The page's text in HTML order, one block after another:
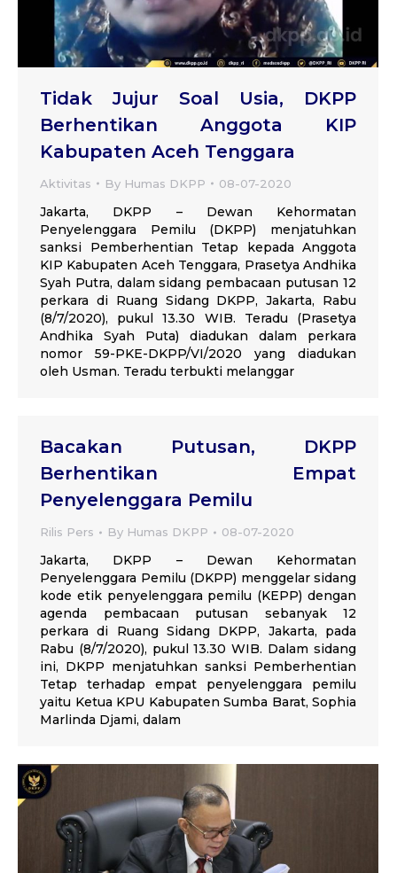
Tidak Jujur Soal Usia, DKPP
Berhentikan Anggota KIP
Kabupaten Aceh Tenggara
Aktivitas By Humas DKPP 08-07-2020
Jakarta, DKPP – Dewan Kehormatan
Penyelenggara Pemilu (DKPP) menjatuhkan
sanksi Pemberhentian Tetap kepada Anggota
KIP Kabupaten Aceh Tenggara, Prasetya Andhika
Syah Putra, dalam sidang pembacaan putusan 12
perkara di Ruang Sidang DKPP, Jakarta, Rabu
(8/7/2020), pukul 13.30 WIB. Teradu (Prasetya
Andhika Syah Puta) diadukan dalam perkara
nomor 59-PKE-DKPP/VI/2020 yang diadukan
oleh Usman. Teradu terbukti melanggar
Bacakan Putusan, DKPP
Berhentikan Empat
Penyelenggara Pemilu
Rilis Pers By Humas DKPP 08-07-2020
Jakarta, DKPP – Dewan Kehormatan
Penyelenggara Pemilu (DKPP) menggelar sidang
kode etik penyelenggara pemilu (KEPP) dengan
agenda pembacaan putusan sebanyak 12
perkara di Ruang Sidang DKPP, Jakarta, pada
Rabu (8/7/2020), pukul 13.30 WIB. Dalam sidang
ini, DKPP menjatuhkan sanksi Pemberhentian
Tetap terhadap empat penyelenggara pemilu
yaitu Ketua KPU Kabupaten Sumba Barat, Sophia
Marlinda Djami, dalam